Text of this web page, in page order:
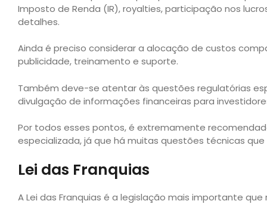
Imposto de Renda (IR), royalties, participação nos
detalhes.
Ainda é preciso considerar a alocação de custos
publicidade, treinamento e suporte.
Também deve-se atentar às questões regulatórias
divulgação de informações financeiras para
Por todos esses pontos, é extremamente
especializada, já que há muitas questões técnicas
Lei das Franquias
A Lei das Franquias é a legislação mais importante